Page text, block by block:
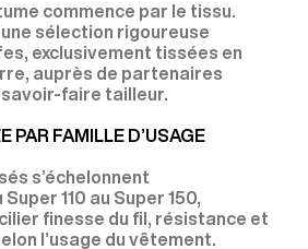
commence par le tissu.
sélection rigoureuse
exclusivement tissées en
auprès de partenaires
faire tailleur.
PAR FAMILLE D’USAGE
s’échelonnent
110 au Super 150,
finesse du fil, résistance et
l’usage du vêtement.